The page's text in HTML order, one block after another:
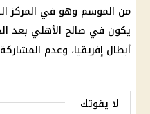
من الموسم وهو في المركز
يكون في صالح الأهلي بعد
أبطال إفريقيا، وعدم
لا يفوتك